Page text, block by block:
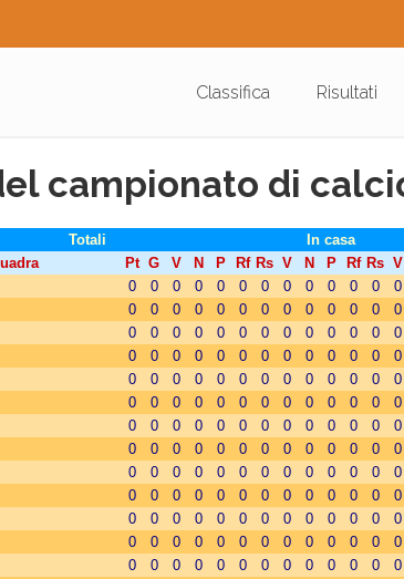
Classifica Risultati
campionato di
Totali In casa
Pt G V N P Rf Rs V N P Rf Rs V
0 0 0 0 0 0 0 0 0 0 0 0 0
0 0 0 0 0 0 0 0 0 0 0 0 0
0 0 0 0 0 0 0 0 0 0 0 0 0
0 0 0 0 0 0 0 0 0 0 0 0 0
0 0 0 0 0 0 0 0 0 0 0 0 0
0 0 0 0 0 0 0 0 0 0 0 0 0
0 0 0 0 0 0 0 0 0 0 0 0 0
0 0 0 0 0 0 0 0 0 0 0 0 0
0 0 0 0 0 0 0 0 0 0 0 0 0
0 0 0 0 0 0 0 0 0 0 0 0 0
0 0 0 0 0 0 0 0 0 0 0 0 0
0 0 0 0 0 0 0 0 0 0 0 0 0
0 0 0 0 0 0 0 0 0 0 0 0 0